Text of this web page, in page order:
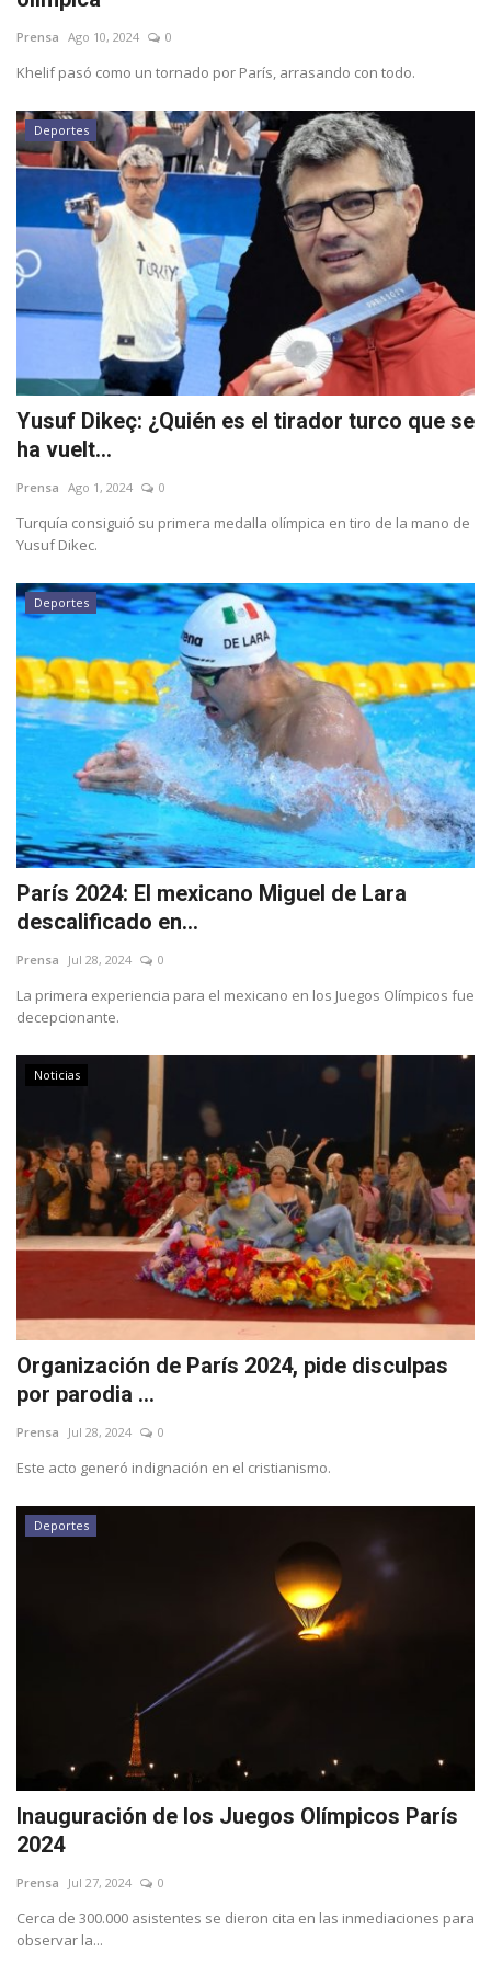
Empresas
Videos virales
Cine y TV
Tecnología
Podcast y Audios
Prensa Ago 10, 2024 0
Khelif pasó como un tornado por París, arrasando con todo.
Deportes
Yusuf Dikeç: ¿Quién es el tirador turco que se
ha vuelt...
Prensa Ago 1, 2024 0
Turquía consiguió su primera medalla olímpica en tiro de la mano de
Yusuf Dikec.
Deportes
París 2024: El mexicano Miguel de Lara
descalificado en...
Prensa Jul 28, 2024 0
La primera experiencia para el mexicano en los Juegos Olímpicos fue
decepcionante.
Noticias
Organización de París 2024, pide disculpas
por parodia ...
Prensa Jul 28, 2024 0
Este acto generó indignación en el cristianismo.
Deportes
Inauguración de los Juegos Olímpicos París
2024
Prensa Jul 27, 2024 0
Cerca de 300.000 asistentes se dieron cita en las inmediaciones para
observar la...